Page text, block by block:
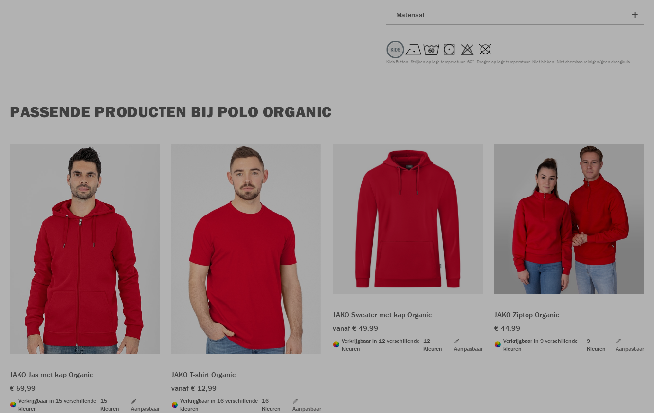
Materiaal
Kids Button Strijken op lage temperatuur 60° Drogen op lage temperatuur Niet bleken Niet chemisch reinigen/geen droogkuis
PASSENDE PRODUCTEN BIJ POLO ORGANIC
JAKO Jas met kap Organic
€ 59,99
Verkrijgbaar in 15 verschillende
kleuren
15
Kleuren
Aanpasbaar
JAKO T-shirt Organic
vanaf € 12,99
Verkrijgbaar in 16 verschillende
kleuren
16
Kleuren
Aanpasbaar
JAKO Sweater met kap Organic
vanaf € 49,99
Verkrijgbaar in 12 verschillende
kleuren
12
Kleuren
Aanpasbaar
JAKO Ziptop Organic
€ 44,99
Verkrijgbaar in 9 verschillende
kleuren
9
Kleuren
Aanpasbaar